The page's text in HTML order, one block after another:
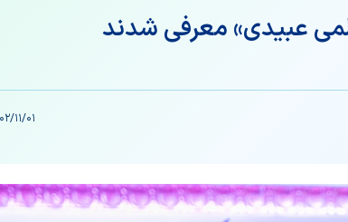
عبیدی» معرفی شدند
11/01